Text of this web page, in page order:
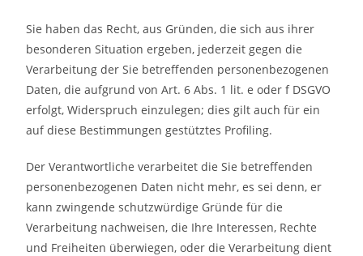
Sie haben das Recht, aus Gründen, die sich aus ihrer
besonderen Situation ergeben, jederzeit gegen die
Verarbeitung der Sie betreffenden personenbezogenen
Daten, die aufgrund von Art. 6 Abs. 1 lit. e oder f DSGVO
erfolgt, Widerspruch einzulegen; dies gilt auch für ein
auf diese Bestimmungen gestütztes Profiling.
Der Verantwortliche verarbeitet die Sie betreffenden
personenbezogenen Daten nicht mehr, es sei denn, er
kann zwingende schutzwürdige Gründe für die
Verarbeitung nachweisen, die Ihre Interessen, Rechte
und Freiheiten überwiegen, oder die Verarbeitung dient